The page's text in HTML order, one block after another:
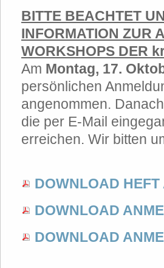
BITTE BEACHTET
INFORMATION ZUR
WORKSHOPS DER
Am Montag, 17.
persönlichen
angenommen.
die per E-Mail
erreichen. Wir bitten
DOWNLOAD HEFT
DOWNLOAD
DOWNLOAD